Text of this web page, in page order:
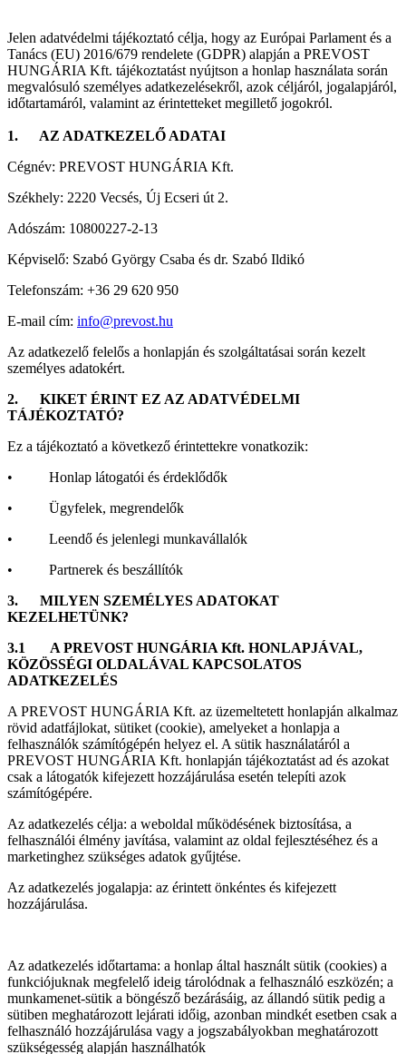
Jelen adatvédelmi tájékoztató célja, hogy az Európai Parlament és a
Tanács (EU) 2016/679 rendelete (GDPR) alapján a PREVOST
HUNGÁRIA Kft. tájékoztatást nyújtson a honlap használata során
megvalósuló személyes adatkezelésekről, azok céljáról, jogalapjáról,
időtartamáról, valamint az érintetteket megillető jogokról.
1. AZ ADATKEZELŐ ADATAI
Cégnév: PREVOST HUNGÁRIA Kft.
Székhely: 2220 Vecsés, Új Ecseri út 2.
Adószám: 10800227-2-13
Képviselő: Szabó György Csaba és dr. Szabó Ildikó
Telefonszám: +36 29 620 950
E-mail cím: info@prevost.hu
Az adatkezelő felelős a honlapján és szolgáltatásai során kezelt
személyes adatokért.
2. KIKET ÉRINT EZ AZ ADATVÉDELMI
TÁJÉKOZTATÓ?
Ez a tájékoztató a következő érintettekre vonatkozik:
• Honlap látogatói és érdeklődők
• Ügyfelek, megrendelők
• Leendő és jelenlegi munkavállalók
• Partnerek és beszállítók
3. MILYEN SZEMÉLYES ADATOKAT
KEZELHETÜNK?
3.1 A PREVOST HUNGÁRIA Kft. HONLAPJÁVAL,
KÖZÖSSÉGI OLDALÁVAL KAPCSOLATOS
ADATKEZELÉS
A PREVOST HUNGÁRIA Kft. az üzemeltetett honlapján alkalmaz
rövid adatfájlokat, sütiket (cookie), amelyeket a honlapja a
felhasználók számítógépén helyez el. A sütik használatáról a
PREVOST HUNGÁRIA Kft. honlapján tájékoztatást ad és azokat
csak a látogatók kifejezett hozzájárulása esetén telepíti azok
számítógépére.
Az adatkezelés célja: a weboldal működésének biztosítása, a
felhasználói élmény javítása, valamint az oldal fejlesztéséhez és a
marketinghez szükséges adatok gyűjtése.
Az adatkezelés jogalapja: az érintett önkéntes és kifejezett
hozzájárulása.
Az adatkezelés időtartama: a honlap által használt sütik (cookies) a
funkciójuknak megfelelő ideig tárolódnak a felhasználó eszközén; a
munkamenet-sütik a böngésző bezárásáig, az állandó sütik pedig a
sütiben meghatározott lejárati időig, azonban mindkét esetben csak a
felhasználó hozzájárulása vagy a jogszabályokban meghatározott
szükségesség alapján használhatók